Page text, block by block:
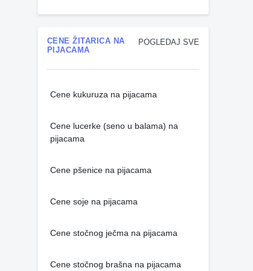
POGLEDAJ SVE
CENE ŽITARICA NA
PIJACAMA
Cene kukuruza na pijacama
Cene lucerke (seno u balama) na
pijacama
Cene pšenice na pijacama
Cene soje na pijacama
Cene stočnog ječma na pijacama
Cene stočnog brašna na pijacama